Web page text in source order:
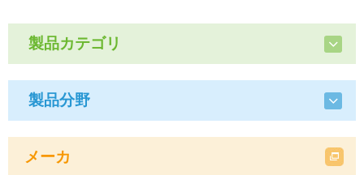
製品カテゴリ
製品分野
メーカ